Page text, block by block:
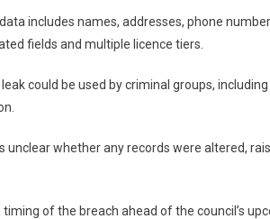
Risks
includes names, addresses, phone
fields and multiple licence tiers.
could be used by criminal groups,
unclear whether any records were altered,
timing of the breach ahead of the council’s